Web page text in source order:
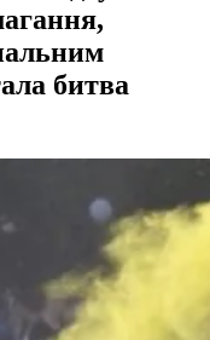
битва